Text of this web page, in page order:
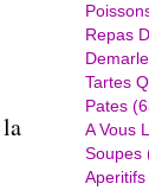
Repas
Demarle
Tartes
Pates
A Vous
Soupes
Aperitifs